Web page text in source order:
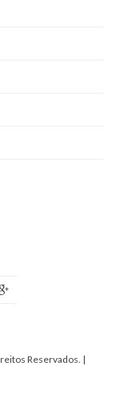
Reservados. |